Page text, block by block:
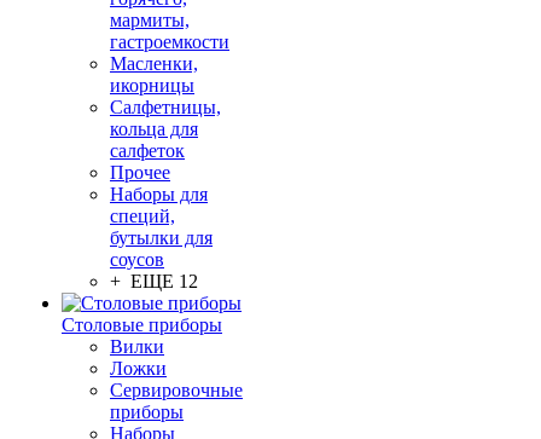
мармиты,
гастроемкости
Масленки,
икорницы
Салфетницы,
кольца для
салфеток
Прочее
Наборы для
специй,
бутылки для
соусов
+ ЕЩЕ 12
Столовые приборы
Вилки
Ложки
Сервировочные
приборы
Наборы